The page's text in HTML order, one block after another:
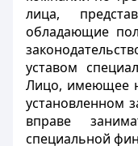
лица,
обладающие
уставом
Лицо, имеющее
установленном
вправе
специальной